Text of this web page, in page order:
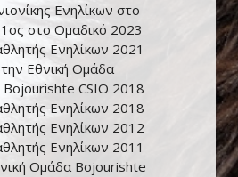
Ενηλίκων στο
1ος στο Ομαδικό 2023
Ενηλίκων 2021
Εθνική Ομάδα
Bojourishte CSIO 2018
Ενηλίκων 2018
Ενηλίκων 2012
Ενηλίκων 2011
Ομάδα Bojourishte